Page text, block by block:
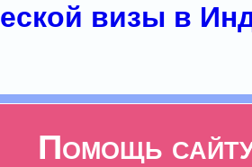
визы в
Помощь